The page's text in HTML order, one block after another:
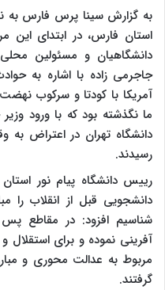
به گزارش سینا پرس فارس به
استان فارس، در ابتدای این
دانشگاهیان و مسئولین
آمریکا با کودتا و سرکوب
ما نگذشته بود که با ورود
دانشگاه تهران در اعتراض
رسیدند.
رییس دانشگاه پیام نور
دانشجویی قبل از انقلاب را
شناسیم افزود: در مقاطع
آفرینی نموده و برای
مربوط به عدالت محوری و
گرفتند.